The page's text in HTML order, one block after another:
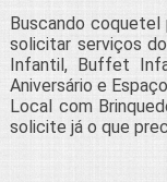
Buscando
solicitar serviços
Infantil, Buffet
Aniversário e
Local com
solicite já o que